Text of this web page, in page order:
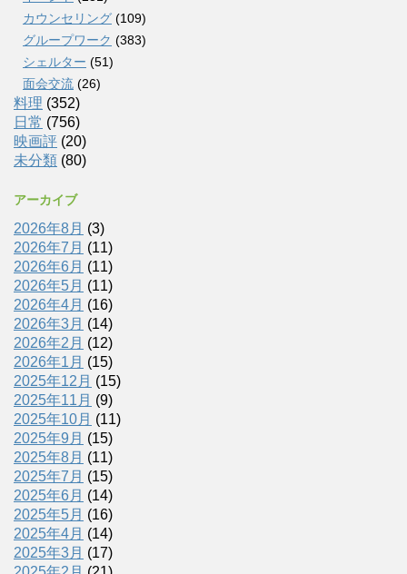
カウンセリング (109)
グループワーク (383)
シェルター (51)
面会交流 (26)
料理 (352)
日常 (756)
映画評 (20)
未分類 (80)
アーカイブ
2026年8月 (3)
2026年7月 (11)
2026年6月 (11)
2026年5月 (11)
2026年4月 (16)
2026年3月 (14)
2026年2月 (12)
2026年1月 (15)
2025年12月 (15)
2025年11月 (9)
2025年10月 (11)
2025年9月 (15)
2025年8月 (11)
2025年7月 (15)
2025年6月 (14)
2025年5月 (16)
2025年4月 (14)
2025年3月 (17)